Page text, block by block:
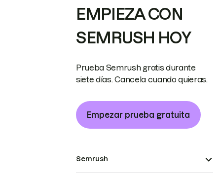
EMPIEZA CON
SEMRUSH HOY
Prueba Semrush gratis durante
siete días. Cancela cuando quieras.
Empezar prueba gratuita
Semrush